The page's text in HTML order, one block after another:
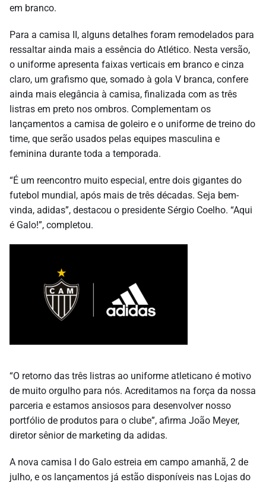
em branco.
Para a camisa II, alguns detalhes foram remodelados para
ressaltar ainda mais a essência do Atlético. Nesta versão,
o uniforme apresenta faixas verticais em branco e cinza
claro, um grafismo que, somado à gola V branca, confere
ainda mais elegância à camisa, finalizada com as três
listras em preto nos ombros. Complementam os
lançamentos a camisa de goleiro e o uniforme de treino do
time, que serão usados pelas equipes masculina e
feminina durante toda a temporada.
“É um reencontro muito especial, entre dois gigantes do
futebol mundial, após mais de três décadas. Seja bem-
vinda, adidas”, destacou o presidente Sérgio Coelho. “Aqui
é Galo!”, completou.
“O retorno das três listras ao uniforme atleticano é motivo
de muito orgulho para nós. Acreditamos na força da nossa
parceria e estamos ansiosos para desenvolver nosso
portfólio de produtos para o clube”, afirma João Meyer,
diretor sênior de marketing da adidas.
A nova camisa I do Galo estreia em campo amanhã, 2 de
julho, e os lançamentos já estão disponíveis nas Lojas do